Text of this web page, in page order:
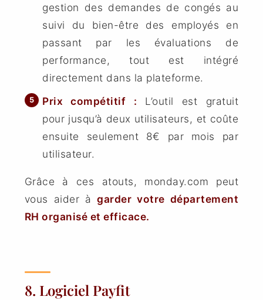
gestion des demandes de congés au
suivi du bien-être des employés en
passant par les évaluations de
performance, tout est intégré
directement dans la plateforme.
Prix compétitif : L’outil est gratuit
pour jusqu’à deux utilisateurs, et coûte
ensuite seulement 8€ par mois par
utilisateur.
Grâce à ces atouts, monday.com peut
vous aider àgarder votre département
RH organisé et efficace.
8. Logiciel Payfit